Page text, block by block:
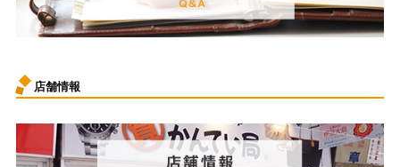
店舗情報